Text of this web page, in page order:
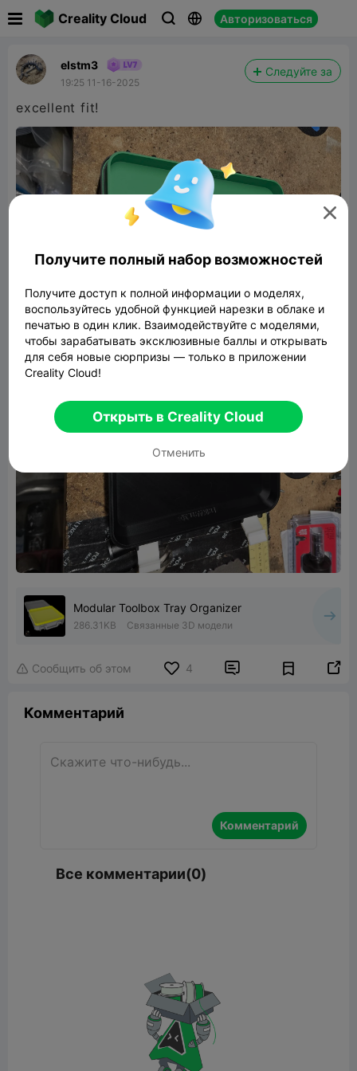
Creality Cloud   Авторизоваться
elstm3
19:25 11-16-2025
Следуйте за
excellent fit!
Modular Toolbox Tray Organizer
286.31KB Связанные 3D модели
 Сообщить об этом 4  
Комментарий
Комментарий
Все комментарии(0)

Получите полный набор возможностей
Получите доступ к полной информации о моделях,
воспользуйтесь удобной функцией нарезки в облаке и
печатью в один клик. Взаимодействуйте с моделями,
чтобы зарабатывать эксклюзивные баллы и открывать
для себя новые сюрпризы — только в приложении
Creality Cloud!
Открыть в Creality Cloud
Отменить